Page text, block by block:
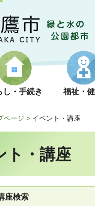
し・手続き 福祉・
ページ > イベント・講座
ト・講座
座検索